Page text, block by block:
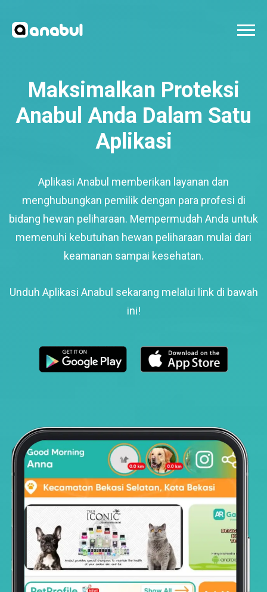
Maksimalkan Proteksi
Anabul Anda Dalam Satu
Aplikasi
Aplikasi Anabul memberikan layanan dan
menghubungkan pemilik dengan para profesi di
bidang hewan peliharaan. Mempermudah Anda untuk
memenuhi kebutuhan hewan peliharaan mulai dari
keamanan sampai kesehatan.
Unduh Aplikasi Anabul sekarang melalui link di bawah
ini!